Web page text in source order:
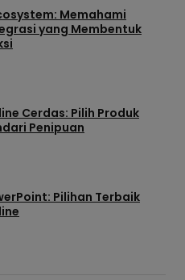
Memahami
yang Membentuk
Cerdas: Pilih Produk
Penipuan
Pilihan Terbaik